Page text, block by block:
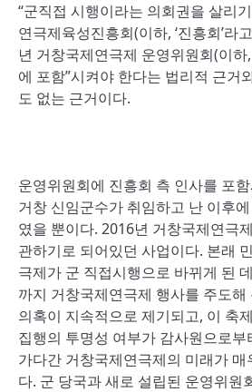
“군직접 시행이라는 의회권을 살리
연극제육성진흥회(이하, ‘진흥회’라
년 거창국제연극제 운영위원회(이하
에 포함”시켜야 한다는 법리적 근거
도 없는 근거이다.
운영위원회에 진흥회 측 인사를 포
거창 신임군수가 취임하고 난 이후
였을 뿐이다. 2016년 거창국제연극
관하기로 되어있던 사업이다. 본래
극제가 군 직접시행으로 바뀌게 된
까지 거창국제연극제 행사를 주도
의혹이 지속적으로 제기되고, 이 축
집행의 투명성 여부가 감사원으로
가다간 거창국제연극제의 미래가
다. 군 당국과 새로 설립된 운영위원